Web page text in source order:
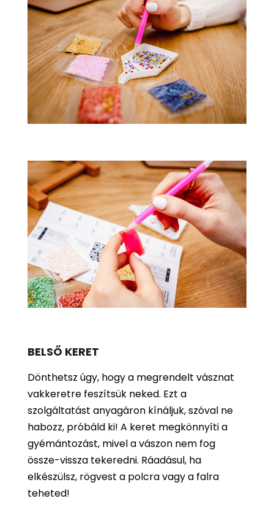
BELSŐ KERET
Dönthetsz úgy, hogy a megrendelt vásznat
vakkeretre feszítsük neked. Ezt a
szolgáltatást anyagáron kínáljuk, szóval ne
habozz, próbáld ki! A keret megkönnyíti a
gyémántozást, mivel a vászon nem fog
össze-vissza tekeredni. Ráadásul, ha
elkészülsz, rögvest a polcra vagy a falra
teheted!